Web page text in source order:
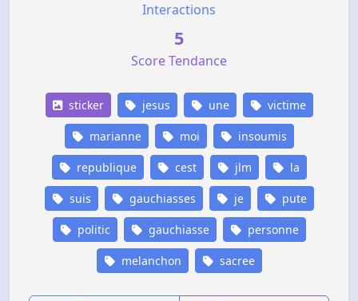
Interactions
5
Score Tendance
sticker jesus une victime
marianne moi insoumis
republique cest jlm la
suis gauchiasses je pute
politic gauchiasse personne
melanchon sacree